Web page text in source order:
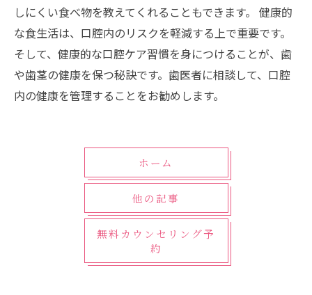
しにくい食べ物を教えてくれることもできます。 健康的
な食生活は、口腔内のリスクを軽減する上で重要です。
そして、健康的な口腔ケア習慣を身につけることが、歯
や歯茎の健康を保つ秘訣です。歯医者に相談して、口腔
内の健康を管理することをお勧めします。
ホーム
他の記事
無料カウンセリング予
約